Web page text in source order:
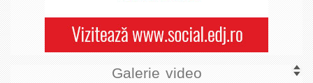
Galerie video